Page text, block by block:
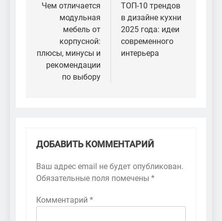
по
записям
Чем отличается
модульная
мебель от
корпусной:
плюсы, минусы и
рекомендации
по выбору
ТОП-10 трендов
в дизайне кухни
2025 года: идеи
современного
интерьера
ДОБАВИТЬ КОММЕНТАРИЙ
Ваш адрес email не будет опубликован.
Обязательные поля помечены *
Комментарий *